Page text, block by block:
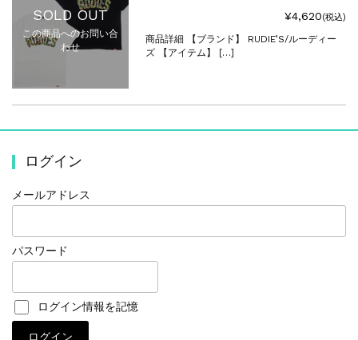
SOLD OUT
この商品へのお問い合
わせ
¥4,620(税込)
商品詳細 【ブランド】 RUDIE’S/ルーディー
ズ 【アイテム】 […]
ログイン
メールアドレス
パスワード
ログイン情報を記憶